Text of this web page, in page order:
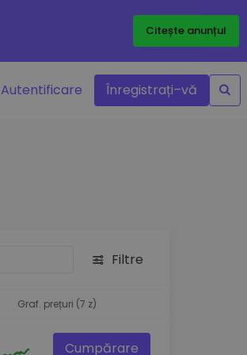
Citește anunțul
Autentificare Înregistrați–vă
Filtre
Graf. prețuri (7 z)
Cumpărare